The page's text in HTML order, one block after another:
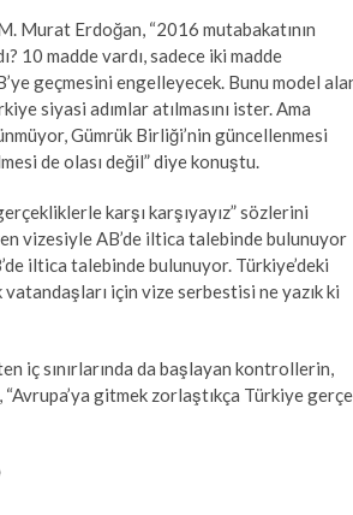
Murat Erdoğan, “2016 mutabakatının
madde vardı, sadece iki madde
geçmesini engelleyecek. Bunu model
siyasi adımlar atılmasını ister. Ama
Gümrük Birliği’nin güncellenmesi
de olası değil” diye konuştu.
karşı karşıyayız” sözlerini
vizesiyle AB’de iltica talebinde bulunuyor
iltica talebinde bulunuyor. Türkiye’deki
için vize serbestisi ne yazık ki
iç sınırlarında da başlayan kontrollerin,
gitmek zorlaştıkça Türkiye